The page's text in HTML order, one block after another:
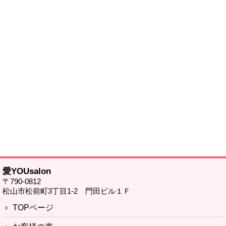
愛YOUsalon
〒790-0812
松山市松前町3丁目1-2 門田ビル１Ｆ
TOPページ